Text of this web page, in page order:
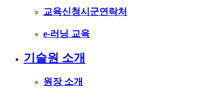
교육신청시군연락처
e-러닝 교육
기술원 소개
원장 소개